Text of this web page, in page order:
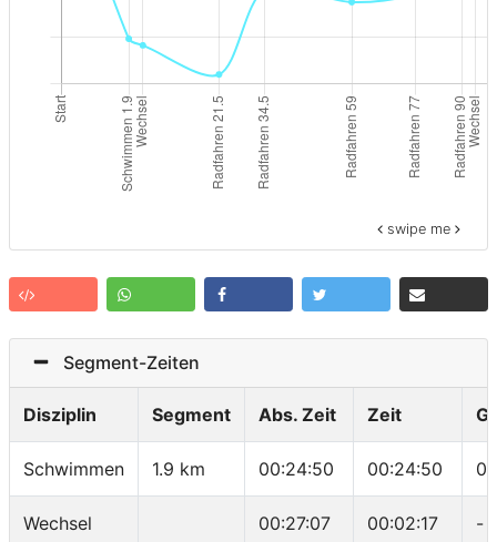
swipe me
Segment-Zeiten
Disziplin Segment Abs. Zeit Zeit
Schwimmen 1.9 km 00:24:50 00:24:50
Wechsel 00:27:07 00:02:17 -